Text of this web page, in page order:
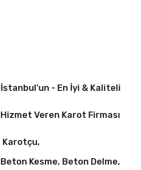
İstanbul'un - En İyi & Kaliteli
Hizmet Veren Karot Firması
Karotçu,
Beton Kesme, Beton Delme,